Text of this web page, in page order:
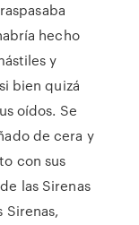
hecho
y
bien quizá
oídos. Se
de cera y
con sus
las Sirenas
Sirenas,